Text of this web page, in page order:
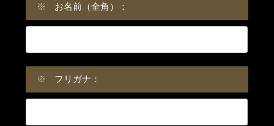
※ お名前（全角）：
※ フリガナ：